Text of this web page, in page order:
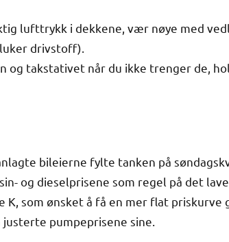
lufttrykk i dekkene, vær nøye med
drivstoff).
og takstativet når du ikke trenger de,
bileierne fylte tanken på
og dieselprisene som regel på det
som ønsket å få en mer flat priskurve
pumpeprisene sine.